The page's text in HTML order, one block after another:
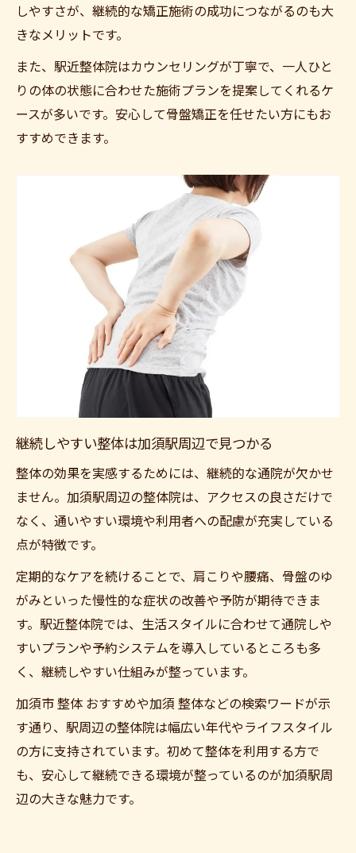
しやすさが、継続的な矯正施術の成功につながるのも大
きなメリットです。
また、駅近整体院はカウンセリングが丁寧で、一人ひと
りの体の状態に合わせた施術プランを提案してくれるケ
ースが多いです。安心して骨盤矯正を任せたい方にもお
すすめできます。
継続しやすい整体は加須駅周辺で見つかる
整体の効果を実感するためには、継続的な通院が欠かせ
ません。加須駅周辺の整体院は、アクセスの良さだけで
なく、通いやすい環境や利用者への配慮が充実している
点が特徴です。
定期的なケアを続けることで、肩こりや腰痛、骨盤のゆ
がみといった慢性的な症状の改善や予防が期待できま
す。駅近整体院では、生活スタイルに合わせて通院しや
すいプランや予約システムを導入しているところも多
く、継続しやすい仕組みが整っています。
加須市 整体 おすすめや加須 整体などの検索ワードが示
す通り、駅周辺の整体院は幅広い年代やライフスタイル
の方に支持されています。初めて整体を利用する方で
も、安心して継続できる環境が整っているのが加須駅周
辺の大きな魅力です。